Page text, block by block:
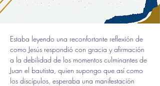
Estaba leyendo una reconfortante reflexión de
como Jesús respondió con gracia y afirmación
a la debilidad de los momentos culminantes de
Juan el bautista, quien supongo que así como
los discípulos, esperaba una manifestación